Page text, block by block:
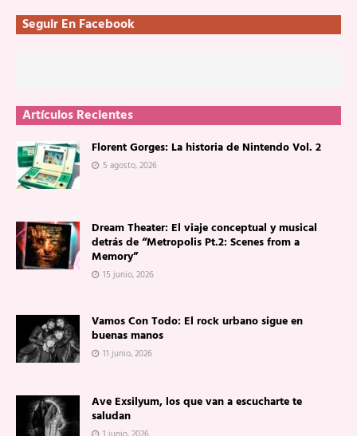
Seguir En Facebook
Artículos Recientes
Florent Gorges: La historia de Nintendo Vol. 2
5 agosto, 2026
Dream Theater: El viaje conceptual y musical
detrás de “Metropolis Pt.2: Scenes from a
Memory”
15 junio, 2026
Vamos Con Todo: El rock urbano sigue en
buenas manos
11 junio, 2026
Ave Exsilyum, los que van a escucharte te
saludan